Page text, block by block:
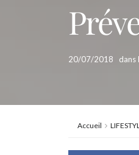
20/07/2018 dans
Accueil